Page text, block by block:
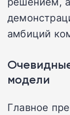
амбиций
модели
Главное